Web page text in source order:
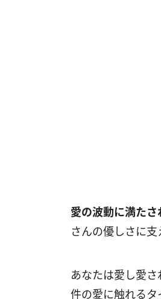
愛の波動に満たさ
さんの優しさに
あなたは愛し愛
件の愛に触れるタ